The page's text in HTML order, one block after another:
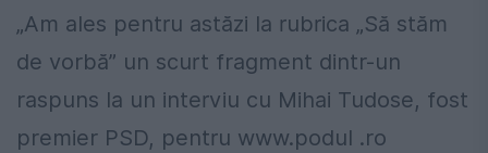
„Am ales pentru astăzi la rubrica „Să stăm
de vorbă” un scurt fragment dintr-un
raspuns la un interviu cu Mihai Tudose, fost
premier PSD, pentru www.podul .ro